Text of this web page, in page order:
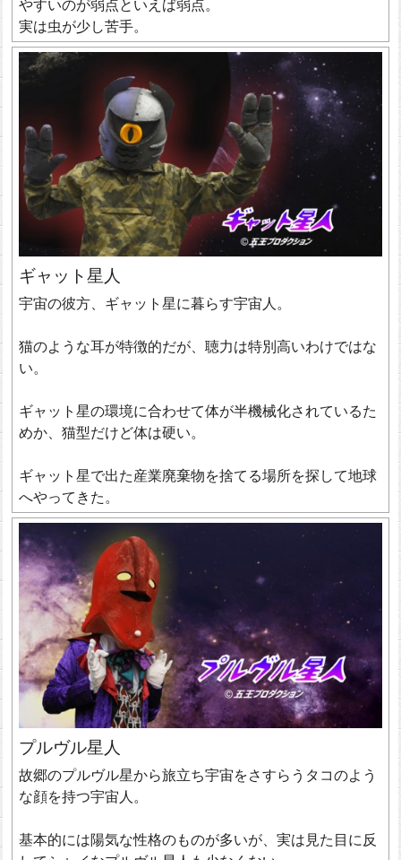
実は虫が少し苦手。
ギャット星人
宇宙の彼方、ギャット星に暮らす宇宙人。
猫のような耳が特徴的だが、聴力は特別高いわけではな
い。
ギャット星の環境に合わせて体が半機械化されているた
めか、猫型だけど体は硬い。
ギャット星で出た産業廃棄物を捨てる場所を探して地球
へやってきた。
プルヴル星人
故郷のプルヴル星から旅立ち宇宙をさすらうタコのよう
な顔を持つ宇宙人。
基本的には陽気な性格のものが多いが、実は見た目に反